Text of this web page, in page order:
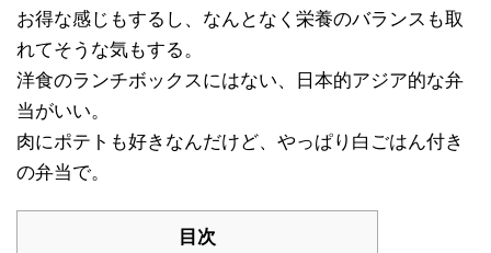
お得な感じもするし、なんとなく栄養のバランスも取
れてそうな気もする。
洋食のランチボックスにはない、日本的アジア的な弁
当がいい。
肉にポテトも好きなんだけど、やっぱり白ごはん付き
の弁当で。
目次